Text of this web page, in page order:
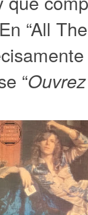
“All
“